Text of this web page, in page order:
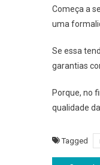
Começa a
uma
Se essa
garantias
Porque, no
qualidade
Tagged